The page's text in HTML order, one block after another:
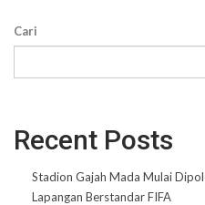
Cari
Recent Posts
Stadion Gajah Mada Mulai
Lapangan Berstandar FIFA